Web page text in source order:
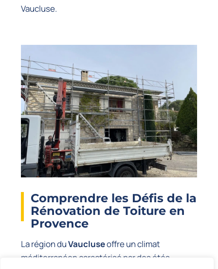
Vaucluse.
Comprendre les Défis de la
Rénovation de Toiture en
Provence
La région duVaucluseoffre un climat
méditerranéen caractérisé par des étés